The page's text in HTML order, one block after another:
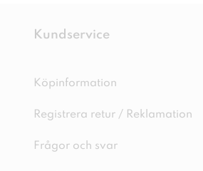
Kundservice
Köpinformation
Registrera retur / Reklamation
Frågor och svar